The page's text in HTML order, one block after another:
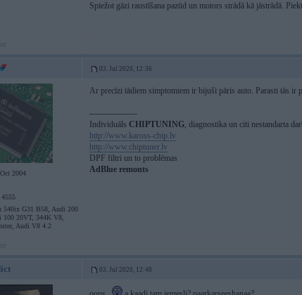
Spiežot gāzi raustīšana pazūd un motors strādā kā jāstrādā.
03. Jul 2020, 12:36
2004
4555
540ix G31 B58, Audi 200
100 20VT, 344K V8,
Audi V8 4.2
Ar precīzi tādiem simptomiem ir bijuši pāris auto. Parasti tās ir
-----------------
Individuāls CHIPTUNING, diagnostika un citi nestandarta
http://www.kaross-chip.lv
http://www.chiptuner.lv
DPF filtri un to problēmas
AdBlue remonts
03. Jul 2020, 12:48